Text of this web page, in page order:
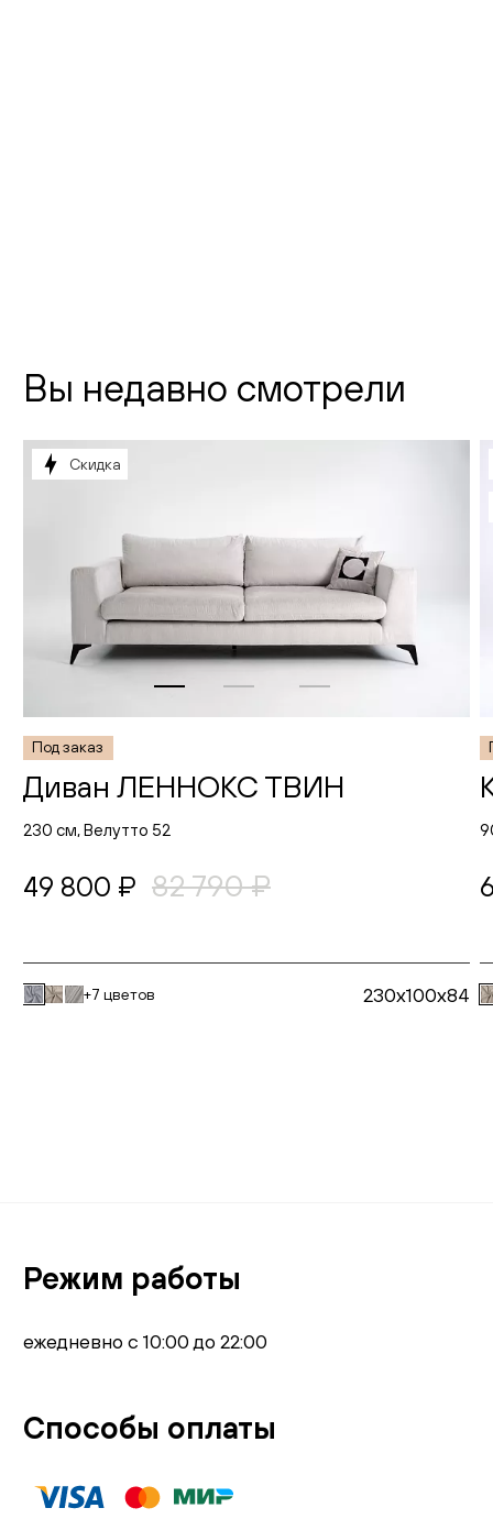
Вы недавно смотрели
Скидка
Диван ЛЕННОКС ТВИН
Под заказ
230 см, Велутто 52
49 800 ₽ 82 790 ₽
+7 цветов
230x100x84
Режим работы
ежедневно с 10:00 до 22:00
Способы оплаты